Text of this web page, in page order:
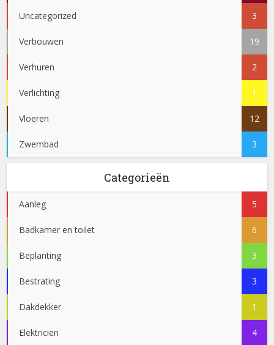
Uncategorized 3
Verbouwen 19
Verhuren 2
Verlichting 1
Vloeren 12
Zwembad 3
Categorieën
Aanleg 5
Badkamer en toilet 6
Beplanting 3
Bestrating 3
Dakdekker 1
Elektricien 4